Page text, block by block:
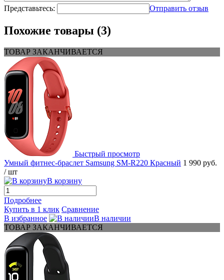
Представьтесь: Отправить отзыв
Похожие товары (3)
ТОВАР ЗАКАНЧИВАЕТСЯ
Быстрый просмотр
Умный фитнес-браслет Samsung SM-R220 Красный 1 990 руб.
/ шт
В корзину
Подробнее
Купить в 1 клик Сравнение
В избранное
В наличии
ТОВАР ЗАКАНЧИВАЕТСЯ